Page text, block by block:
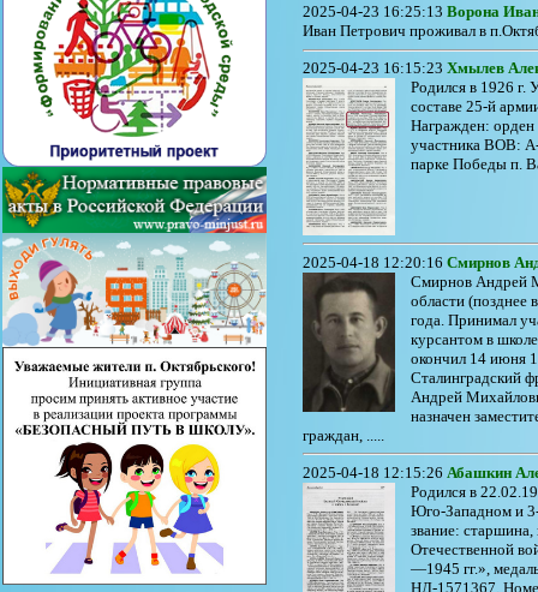
2025-04-23 16:25:13 Ворона
Иван Петрович проживал в
2025-04-23 16:15:23 Хмылев
Родился в 1926 г.
составе 25-й
Награжден:
участника ВОВ: А-
парке Победы п.
2025-04-18 12:20:16 Смирнов
Смирнов Андрей
области
года. Принимал
курсантом в
окончил 14 июня
Сталинградский
Андрей
назначен
граждан, .....
2025-04-18 12:15:26 Абашкин
Родился в
Юго-Западном и
звание:
Отечественной
—1945 гг.»,
НД-1571367.